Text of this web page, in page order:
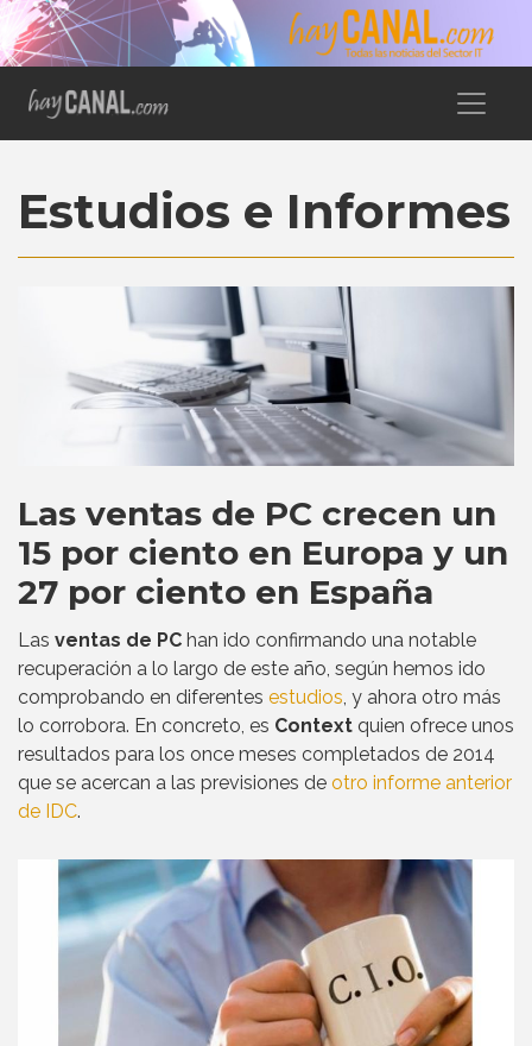
Estudios e Informes
Las ventas de PC crecen un
15 por ciento en Europa y un
27 por ciento en España
Las ventas de PC han ido confirmando una notable
recuperación a lo largo de este año, según hemos ido
comprobando en diferentes estudios, y ahora otro más
lo corrobora. En concreto, es Context quien ofrece unos
resultados para los once meses completados de 2014
que se acercan a las previsiones de otro informe anterior
de IDC.